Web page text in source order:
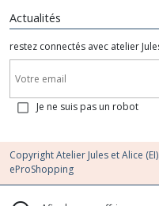
Actualités
restez connectés avec atelier
Je ne suis pas un robot
Copyright Atelier Jules et Alice
eProShopping